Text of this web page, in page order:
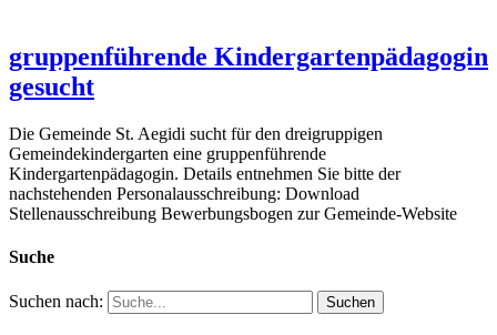
gruppenführende Kindergartenpädagogin
gesucht
Die Gemeinde St. Aegidi sucht für den dreigruppigen
Gemeindekindergarten eine gruppenführende
Kindergartenpädagogin. Details entnehmen Sie bitte der
nachstehenden Personalausschreibung: Download
Stellenausschreibung Bewerbungsbogen zur Gemeinde-Website
Suche
Suchen nach: